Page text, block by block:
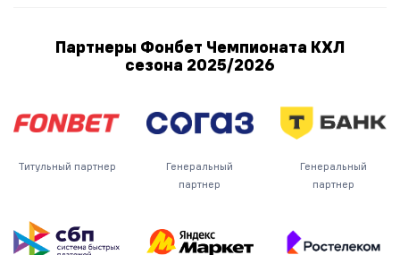
Партнеры Фонбет Чемпионата КХЛ
сезона 2025/2026
Титульный партнер
Генеральный
партнер
Генеральный
партнер